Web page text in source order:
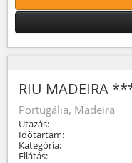
RIU MADEIRA
Portugália, Madeira
Utazás:
Időtartam:
Kategória:
Ellátás: